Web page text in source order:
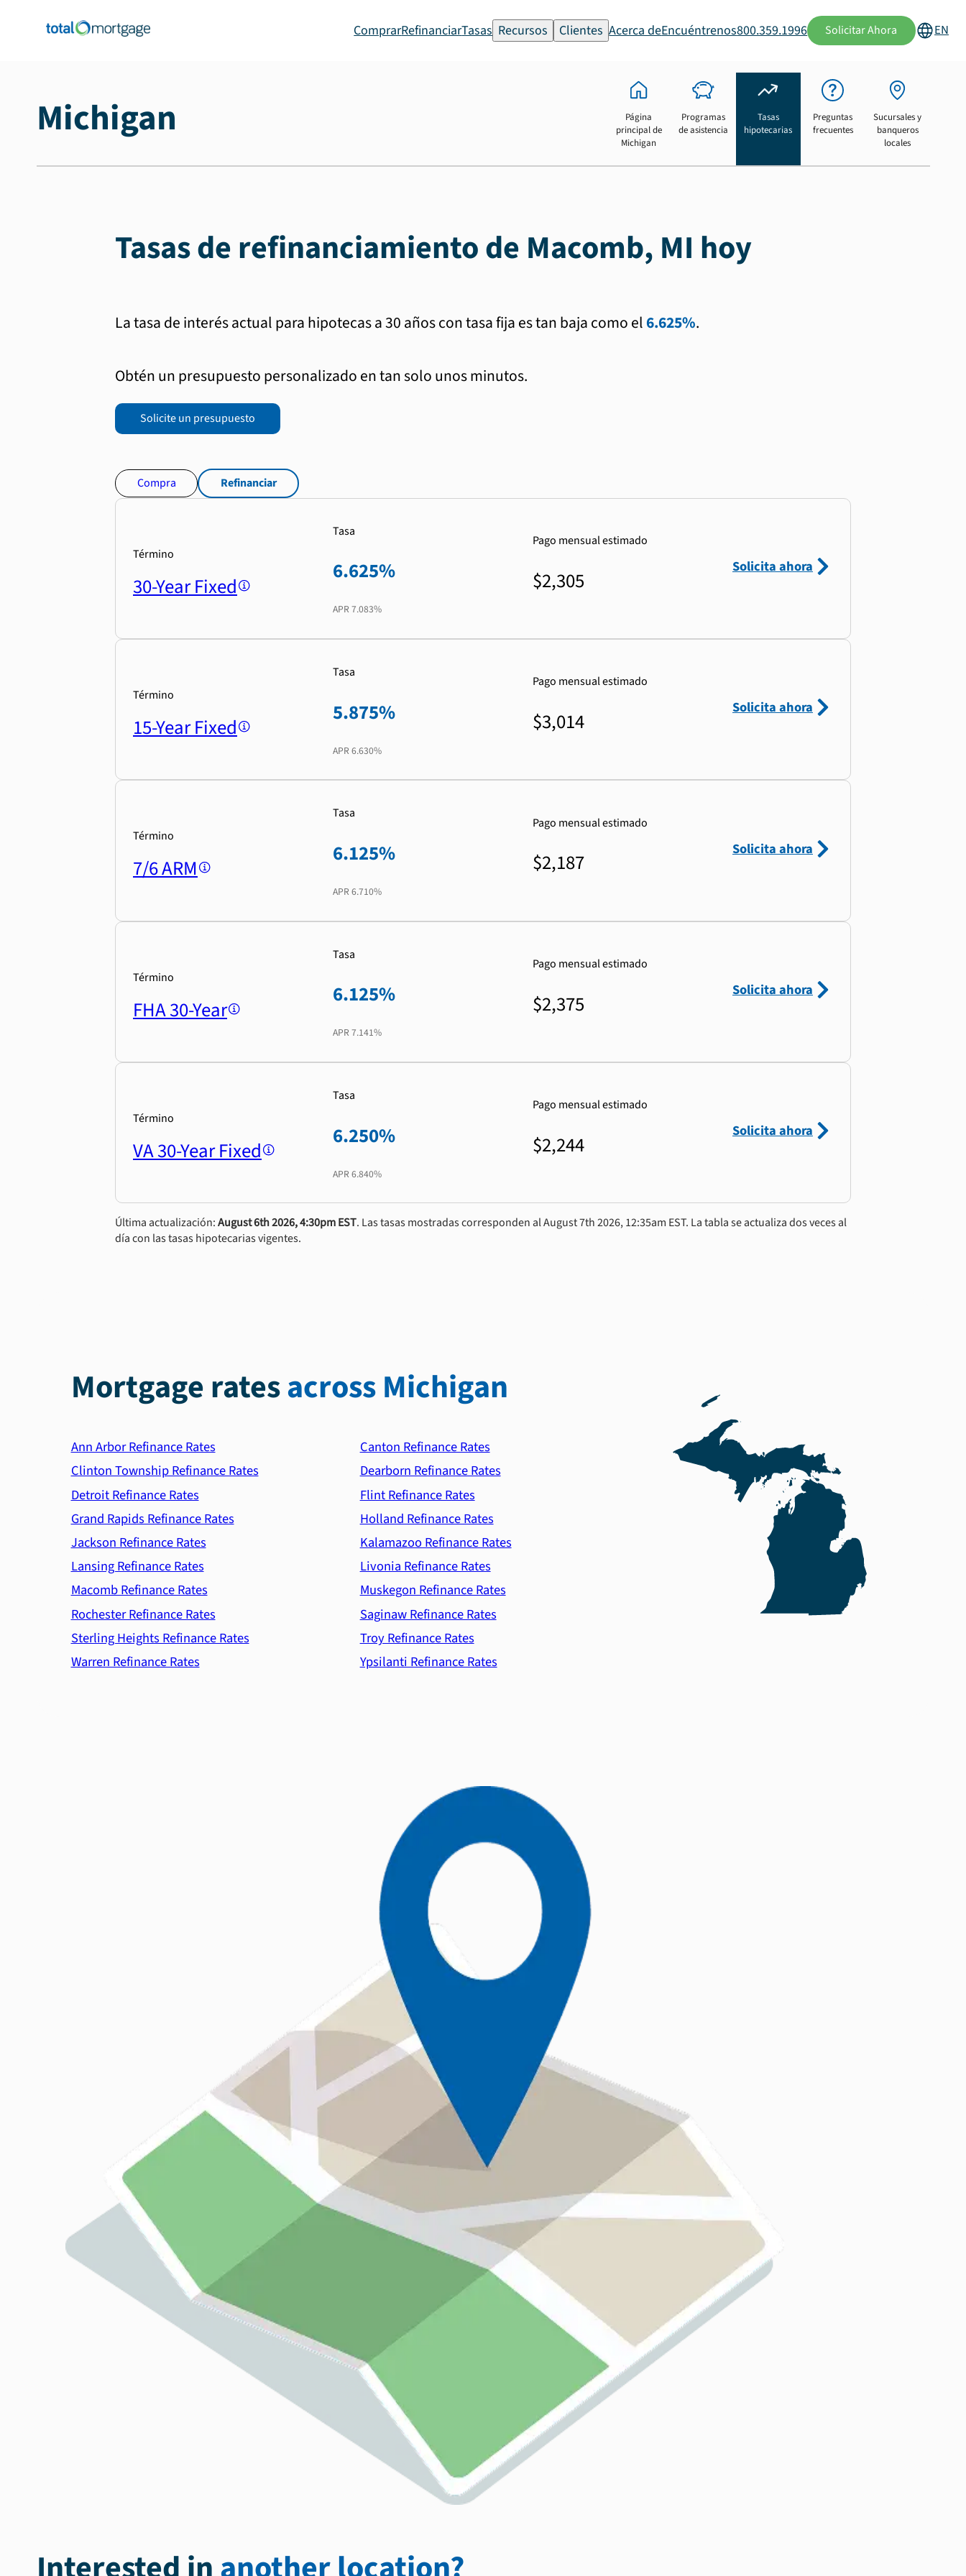
ComprarRefinanciarTasas Recursos Clientes Acerca deEncuéntrenos800.359.1996 Solicitar Ahora EN
Michigan
Página
principal de
Michigan
Programas
de asistencia
Tasas
hipotecarias
Preguntas
frecuentes
Sucursales y
banqueros
locales
Tasas de refinanciamiento de Macomb, MI hoy
La tasa de interés actual para hipotecas a 30 años con tasa fija es tan baja como el6.625%.
Obtén un presupuesto personalizado en tan solo unos minutos.
Solicite un presupuesto
Compra Refinanciar
Término
30-Year Fixed
Tasa
6.625%
APR 7.083%
Pago mensual estimado
$2,305
Solicita ahora
Término
15-Year Fixed
Tasa
5.875%
APR 6.630%
Pago mensual estimado
$3,014
Solicita ahora
Término
7/6 ARM
Tasa
6.125%
APR 6.710%
Pago mensual estimado
$2,187
Solicita ahora
Término
FHA 30-Year
Tasa
6.125%
APR 7.141%
Pago mensual estimado
$2,375
Solicita ahora
Término
VA 30-Year Fixed
Tasa
6.250%
APR 6.840%
Pago mensual estimado
$2,244
Solicita ahora
Última actualización:August 6th 2026, 4:30pm EST. Las tasas mostradas corresponden al August 7th 2026, 12:35am EST. La tabla se actualiza dos veces al
día con las tasas hipotecarias vigentes.
Mortgage ratesacross Michigan
Ann Arbor Refinance Rates
Canton Refinance Rates
Clinton Township Refinance Rates
Dearborn Refinance Rates
Detroit Refinance Rates
Flint Refinance Rates
Grand Rapids Refinance Rates
Holland Refinance Rates
Jackson Refinance Rates
Kalamazoo Refinance Rates
Lansing Refinance Rates
Livonia Refinance Rates
Macomb Refinance Rates
Muskegon Refinance Rates
Rochester Refinance Rates
Saginaw Refinance Rates
Sterling Heights Refinance Rates
Troy Refinance Rates
Warren Refinance Rates
Ypsilanti Refinance Rates